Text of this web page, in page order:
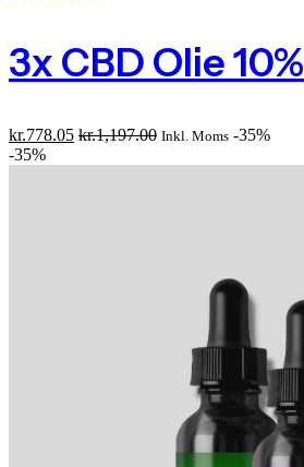
3x CBD Olie 10%
kr.778.05 kr.1,197.00 Inkl. Moms -35%
-35%